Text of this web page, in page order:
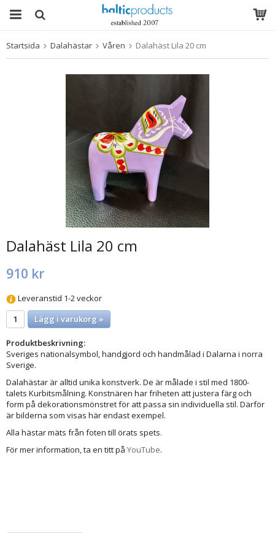
Startsida Dalahästar Våren Dalahäst Lila 20 cm
Dalahäst Lila 20 cm
910 kr
Leveranstid 1-2 veckor
Lägg i varukorg »
Produktbeskrivning:
Sveriges nationalsymbol, handgjord och handmålad i Dalarna i norra
Sverige.
Dalahästar är alltid unika konstverk. De är målade i stil med 1800-
talets Kurbitsmålning. Konstnären har friheten att justera färg och
form på dekorationsmönstret för att passa sin individuella stil. Därför
är bilderna som visas här endast exempel.
Alla hästar mäts från foten till örats spets.
För mer information, ta en titt på YouTube.